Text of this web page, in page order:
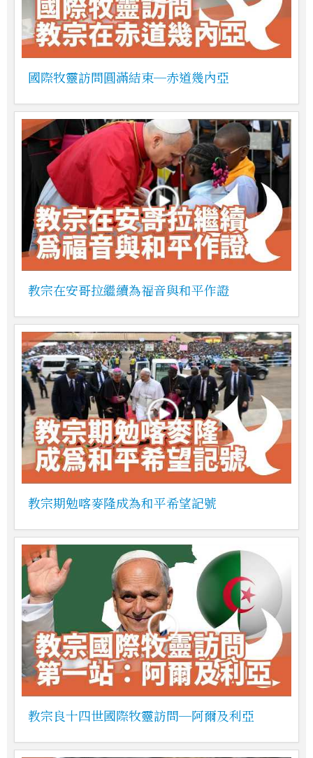
國際牧靈訪問圓滿結束─赤道幾內亞
教宗在安哥拉繼續為福音與和平作證
教宗期勉喀麥隆成為和平希望記號
教宗良十四世國際牧靈訪問─阿爾及利亞